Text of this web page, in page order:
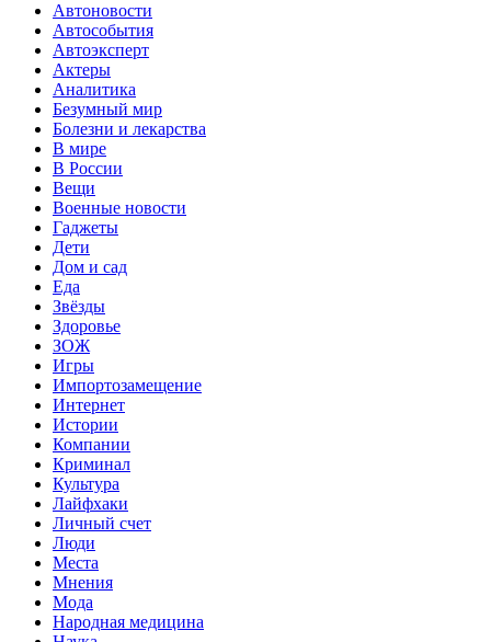
Автоновости
Автособытия
Автоэксперт
Актеры
Аналитика
Безумный мир
Болезни и лекарства
В мире
В России
Вещи
Военные новости
Гаджеты
Дети
Дом и сад
Еда
Звёзды
Здоровье
ЗОЖ
Игры
Импортозамещение
Интернет
Истории
Компании
Криминал
Культура
Лайфхаки
Личный счет
Люди
Места
Мнения
Мода
Народная медицина